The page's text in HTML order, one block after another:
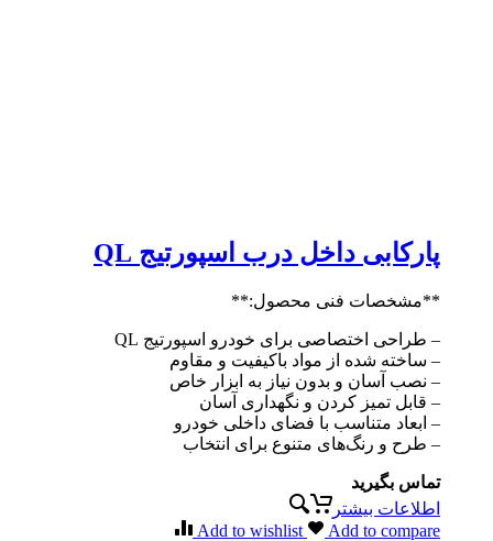
پارکابی داخل درب اسپورتیج QL
**مشخصات فنی محصول:**
– طراحی اختصاصی برای خودرو اسپورتیج QL
– ساخته شده از مواد باکیفیت و مقاوم
– نصب آسان و بدون نیاز به ابزار خاص
– قابل تمیز کردن و نگهداری آسان
– ابعاد متناسب با فضای داخلی خودرو
– طرح‌ و رنگ‌های متنوع برای انتخاب
تماس بگیرید
اطلاعات بیشتر
Add to wishlist
Add to compare